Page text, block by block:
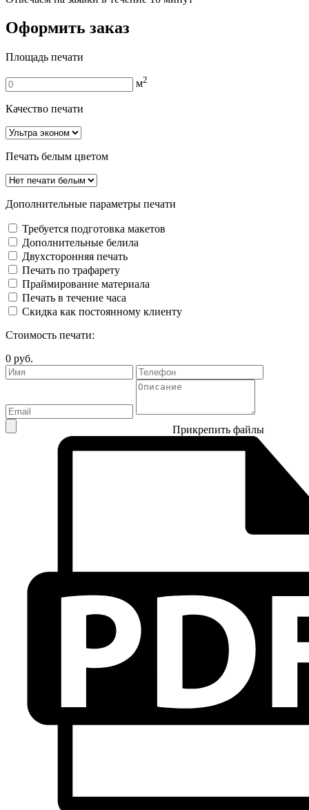
Оформить заказ
Площадь печати
м2
Качество печати
Печать белым цветом
Дополнительные параметры печати
Требуется подготовка макетов
Дополнительные белила
Двуxсторонняя печать
Печать по трафарету
Праймирование материала
Печать в течение часа
Скидка как постоянному клиенту
Стоимость печати:
0 руб.
Прикрепить файлы